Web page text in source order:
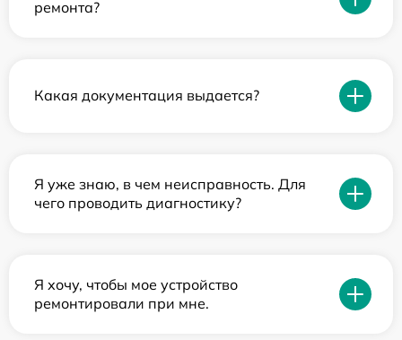
ремонта?
Какая документация выдается?
Я уже знаю, в чем неисправность. Для
чего проводить диагностику?
Я хочу, чтобы мое устройство
ремонтировали при мне.